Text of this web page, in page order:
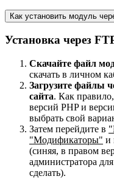
Как установить модуль
Установка через
Скачайте файл
скачать в личном
Загрузите файлы
сайта. Как
версий PHP и
выбрать свой
Затем перейдите в
"Модификаторы" и
(синяя, в правом
администратора
сделать).